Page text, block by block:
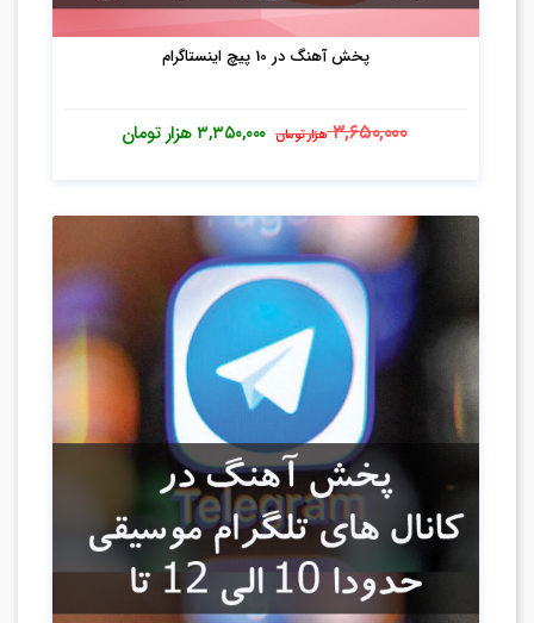
پخش آهنگ در 10 پیچ اینستاگرام
۳,۶۵۰,۰۰۰ هزار تومان ۳,۳۵۰,۰۰۰هزار تومان